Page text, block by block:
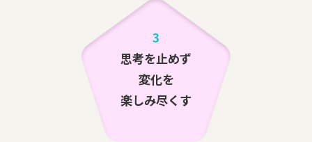
3
思考を止めず
変化を
楽しみ尽くす